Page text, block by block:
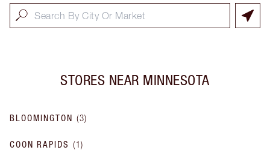
STORES NEAR MINNESOTA
BLOOMINGTON (3)
COON RAPIDS (1)